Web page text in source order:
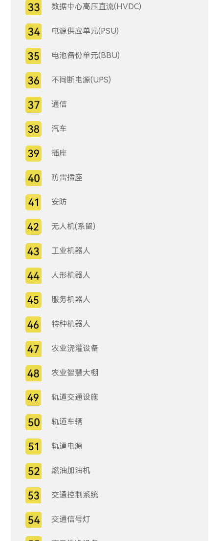
数据中心高压直流(HVDC)
电源供应单元(PSU)
电池备份单元(BBU)
不间断电源(UPS)
通信
汽车
插座
防雷插座
安防
无人机(系留)
工业机器人
人形机器人
服务机器人
特种机器人
农业浇灌设备
农业智慧大棚
轨道交通设施
轨道车辆
轨道电源
燃油加油机
交通控制系统
交通信号灯